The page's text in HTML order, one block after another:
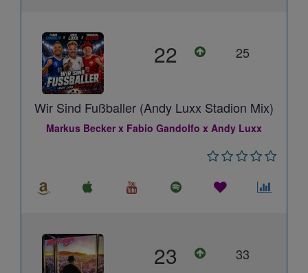
22 25
Wir Sind Fußballer (Andy Luxx Stadion Mix)
Markus Becker x Fabio Gandolfo x Andy Luxx
23 33